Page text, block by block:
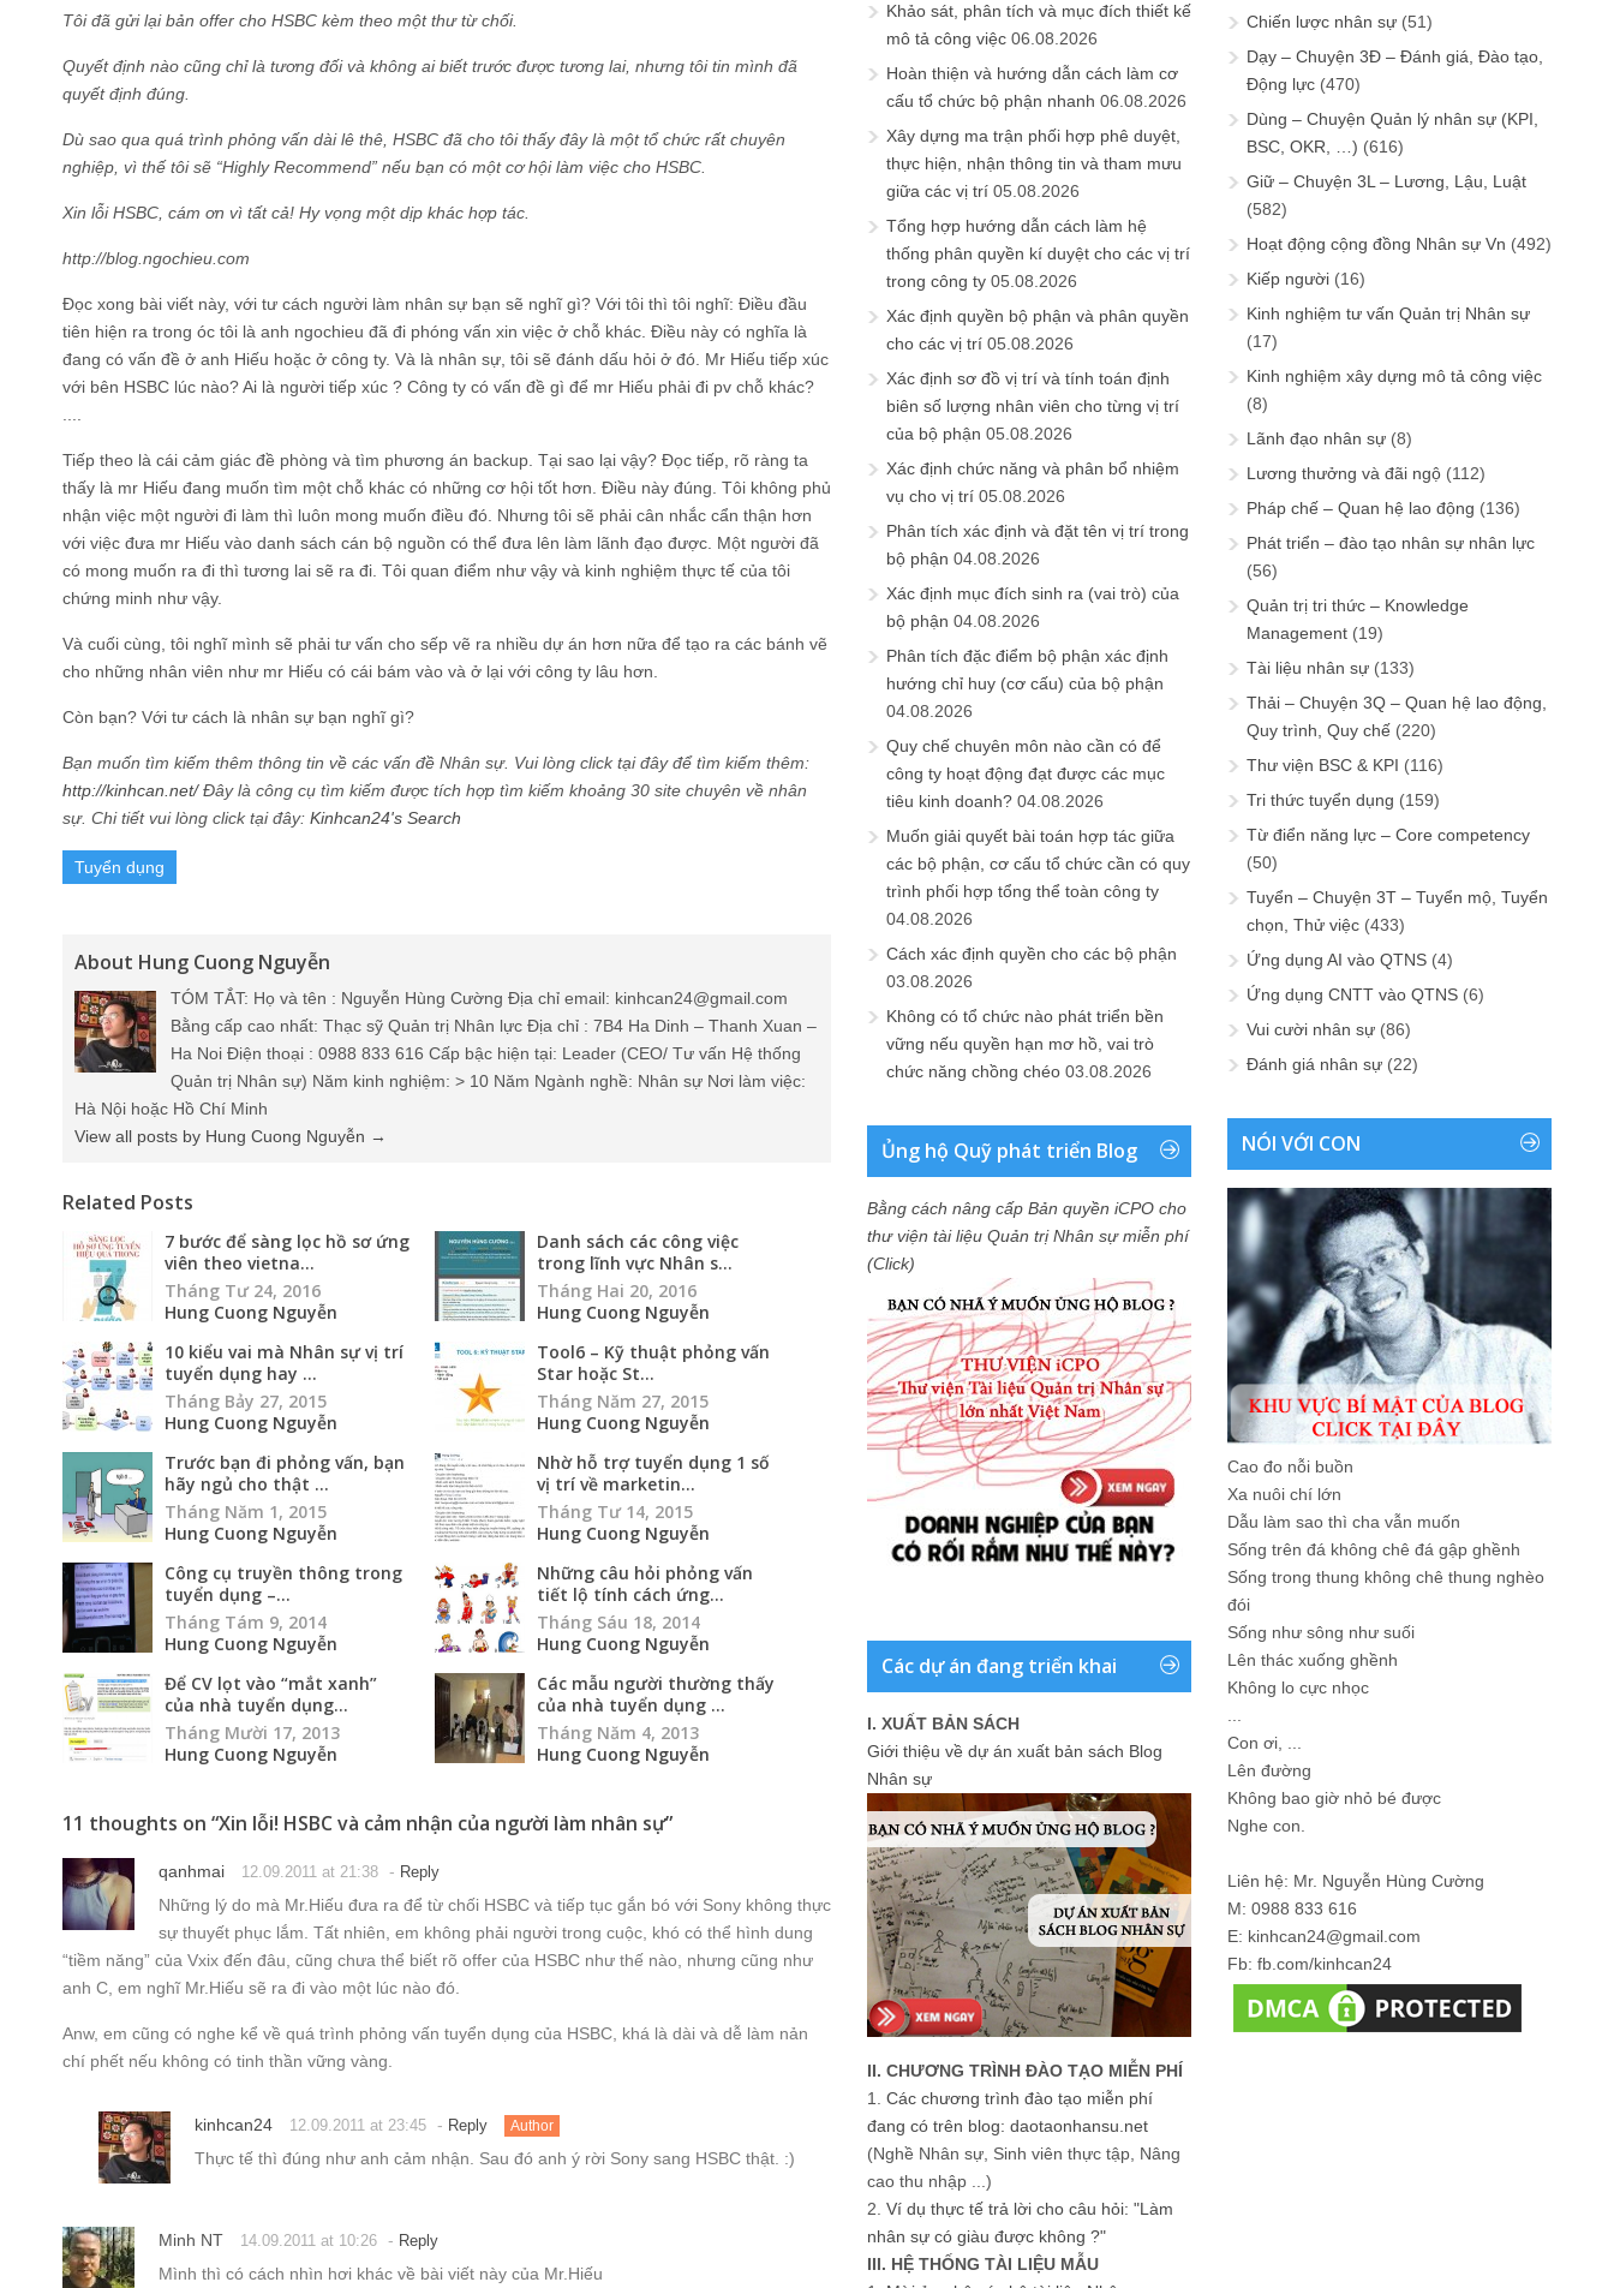
Tôi đã gửi lại bản offer cho HSBC kèm theo một thư từ chối.
Quyết định nào cũng chỉ là tương đối và không ai biết trước được tương lai, nhưng tôi tin mình đã
quyết định đúng.
Dù sao qua quá trình phỏng vấn dài lê thê, HSBC đã cho tôi thấy đây là một tổ chức rất chuyên
nghiệp, vì thế tôi sẽ “Highly Recommend” nếu bạn có một cơ hội làm việc cho HSBC.
Xin lỗi HSBC, cám ơn vì tất cả! Hy vọng một dịp khác hợp tác.
http://blog.ngochieu.com
Đọc xong bài viết này, với tư cách người làm nhân sự bạn sẽ nghĩ gì? Với tôi thì tôi nghĩ: Điều đầu
tiên hiện ra trong óc tôi là anh ngochieu đã đi phóng vấn xin việc ở chỗ khác. Điều này có nghĩa là
đang có vấn đề ở anh Hiếu hoặc ở công ty. Và là nhân sự, tôi sẽ đánh dấu hỏi ở đó. Mr Hiếu tiếp xúc
với bên HSBC lúc nào? Ai là người tiếp xúc ? Công ty có vấn đề gì để mr Hiếu phải đi pv chỗ khác?
Tiếp theo là cái cảm giác đề phòng và tìm phương án backup. Tại sao lại vậy? Đọc tiếp, rõ ràng ta
thấy là mr Hiếu đang muốn tìm một chỗ khác có những cơ hội tốt hơn. Điều này đúng. Tôi không phủ
nhận việc một người đi làm thì luôn mong muốn điều đó. Nhưng tôi sẽ phải cân nhắc cẩn thận hơn
với việc đưa mr Hiếu vào danh sách cán bộ nguồn có thể đưa lên làm lãnh đạo được. Một người đã
có mong muốn ra đi thì tương lai sẽ ra đi. Tôi quan điểm như vậy và kinh nghiệm thực tế của tôi
chứng minh như vậy.
Và cuối cùng, tôi nghĩ mình sẽ phải tư vấn cho sếp vẽ ra nhiều dự án hơn nữa để tạo ra các bánh vẽ
cho những nhân viên như mr Hiếu có cái bám vào và ở lại với công ty lâu hơn.
Còn bạn? Với tư cách là nhân sự bạn nghĩ gì?
Bạn muốn tìm kiếm thêm thông tin về các vấn đề Nhân sự. Vui lòng click tại đây để tìm kiếm thêm:
http://kinhcan.net/Đây là công cụ tìm kiếm được tích hợp tìm kiếm khoảng 30 site chuyên về nhân
sự. Chi tiết vui lòng click tại đây: Kinhcan24's Search
Tuyển dụng
About Hung Cuong Nguyễn
TÓM TẮT: Họ và tên : Nguyễn Hùng Cường Địa chỉ email: kinhcan24@gmail.com
Bằng cấp cao nhất: Thạc sỹ Quản trị Nhân lực Địa chỉ : 7B4 Ha Dinh – Thanh Xuan –
Ha Noi Điện thoại : 0988 833 616 Cấp bậc hiện tại: Leader (CEO/ Tư vấn Hệ thống
Quản trị Nhân sự) Năm kinh nghiệm: > 10 Năm Ngành nghề: Nhân sự Nơi làm việc:
Hà Nội hoặc Hồ Chí Minh
View all posts by Hung Cuong Nguyễn →
Related Posts
7 bước để sàng lọc hồ sơ ứng
viên theo vietna...
Tháng Tư 24, 2016
Hung Cuong Nguyễn
Danh sách các công việc
trong lĩnh vực Nhân s...
Tháng Hai 20, 2016
Hung Cuong Nguyễn
10 kiểu vai mà Nhân sự vị trí
tuyển dụng hay ...
Tháng Bảy 27, 2015
Hung Cuong Nguyễn
Tool6 – Kỹ thuật phỏng vấn
Star hoặc St...
Tháng Năm 27, 2015
Hung Cuong Nguyễn
Trước bạn đi phỏng vấn, bạn
hãy ngủ cho thật ...
Tháng Năm 1, 2015
Hung Cuong Nguyễn
Nhờ hỗ trợ tuyển dụng 1 số
vị trí về marketin...
Tháng Tư 14, 2015
Hung Cuong Nguyễn
Công cụ truyền thông trong
tuyển dụng –...
Tháng Tám 9, 2014
Hung Cuong Nguyễn
Những câu hỏi phỏng vấn
tiết lộ tính cách ứng...
Tháng Sáu 18, 2014
Hung Cuong Nguyễn
Để CV lọt vào “mắt xanh”
của nhà tuyển dụng...
Tháng Mười 17, 2013
Hung Cuong Nguyễn
Các mẫu người thường thấy
của nhà tuyển dụng ...
Tháng Năm 4, 2013
Hung Cuong Nguyễn
11 thoughts on “Xin lỗi! HSBC và cảm nhận của người làm nhân sự”
qanhmai 12.09.2011 at 21:38 - Reply
Những lý do mà Mr.Hiếu đưa ra để từ chối HSBC và tiếp tục gắn bó với Sony không thực
sự thuyết phục lắm. Tất nhiên, em không phải người trong cuộc, khó có thể hình dung
“tiềm năng” của Vxix đến đâu, cũng chưa thể biết rõ offer của HSBC như thế nào, nhưng cũng như
anh C, em nghĩ Mr.Hiếu sẽ ra đi vào một lúc nào đó.
Anw, em cũng có nghe kể về quá trình phỏng vấn tuyển dụng của HSBC, khá là dài và dễ làm nản
chí phết nếu không có tinh thần vững vàng.
kinhcan24 12.09.2011 at 23:45 - Reply Author
Thực tế thì đúng như anh cảm nhận. Sau đó anh ý rời Sony sang HSBC thật. :)
Minh NT 14.09.2011 at 10:26 - Reply
Mình thì có cách nhìn hơi khác về bài viết này của Mr.Hiếu
Khảo sát, phân tích và mục đích thiết kế
mô tả công việc 06.08.2026
Hoàn thiện và hướng dẫn cách làm cơ
cấu tổ chức bộ phận nhanh 06.08.2026
Xây dựng ma trận phối hợp phê duyệt,
thực hiện, nhận thông tin và tham mưu
giữa các vị trí 05.08.2026
Tổng hợp hướng dẫn cách làm hệ
thống phân quyền kí duyệt cho các vị trí
trong công ty 05.08.2026
Xác định quyền bộ phận và phân quyền
cho các vị trí 05.08.2026
Xác định sơ đồ vị trí và tính toán định
biên số lượng nhân viên cho từng vị trí
của bộ phận 05.08.2026
Xác định chức năng và phân bổ nhiệm
vụ cho vị trí 05.08.2026
Phân tích xác định và đặt tên vị trí trong
bộ phận 04.08.2026
Xác định mục đích sinh ra (vai trò) của
bộ phận 04.08.2026
Phân tích đặc điểm bộ phận xác định
hướng chỉ huy (cơ cấu) của bộ phận
04.08.2026
Quy chế chuyên môn nào cần có để
công ty hoạt động đạt được các mục
tiêu kinh doanh? 04.08.2026
Muốn giải quyết bài toán hợp tác giữa
các bộ phận, cơ cấu tổ chức cần có quy
trình phối hợp tổng thể toàn công ty
04.08.2026
Cách xác định quyền cho các bộ phận
03.08.2026
Không có tổ chức nào phát triển bền
vững nếu quyền hạn mơ hồ, vai trò
chức năng chồng chéo 03.08.2026
Ủng hộ Quỹ phát triển Blog
Bằng cách nâng cấp Bản quyền iCPO cho
thư viện tài liệu Quản trị Nhân sự miễn phí
(Click)
Các dự án đang triển khai
I. XUẤT BẢN SÁCH
Giới thiệu về dự án xuất bản sách Blog
Nhân sự
II. CHƯƠNG TRÌNH ĐÀO TẠO MIỄN PHÍ
1. Các chương trình đào tạo miễn phí
đang có trên blog: daotaonhansu.net
(Nghề Nhân sự, Sinh viên thực tập, Nâng
cao thu nhập ...)
2. Ví dụ thực tế trả lời cho câu hỏi: "Làm
nhân sự có giàu được không ?"
III. HỆ THỐNG TÀI LIỆU MẪU
Chiến lược nhân sự (51)
Dạy – Chuyện 3Đ – Đánh giá, Đào tạo,
Động lực (470)
Dùng – Chuyện Quản lý nhân sự (KPI,
BSC, OKR, …) (616)
Giữ – Chuyện 3L – Lương, Lậu, Luật
(582)
Hoạt động cộng đồng Nhân sự Vn (492)
Kiếp người (16)
Kinh nghiệm tư vấn Quản trị Nhân sự
(17)
Kinh nghiệm xây dựng mô tả công việc
(8)
Lãnh đạo nhân sự (8)
Lương thưởng và đãi ngộ (112)
Pháp chế – Quan hệ lao động (136)
Phát triển – đào tạo nhân sự nhân lực
(56)
Quản trị tri thức – Knowledge
Management (19)
Tài liệu nhân sự (133)
Thải – Chuyện 3Q – Quan hệ lao động,
Quy trình, Quy chế (220)
Thư viện BSC & KPI (116)
Tri thức tuyển dụng (159)
Từ điển năng lực – Core competency
(50)
Tuyển – Chuyện 3T – Tuyển mộ, Tuyển
chọn, Thử việc (433)
Ứng dụng AI vào QTNS (4)
Ứng dụng CNTT vào QTNS (6)
Vui cười nhân sự (86)
Đánh giá nhân sự (22)
NÓI VỚI CON
Cao đo nỗi buồn
Xa nuôi chí lớn
Dẫu làm sao thì cha vẫn muốn
Sống trên đá không chê đá gập ghềnh
Sống trong thung không chê thung nghèo
đói
Sống như sông như suối
Lên thác xuống ghềnh
Không lo cực nhọc
Con ơi, ...
Lên đường
Không bao giờ nhỏ bé được
Nghe con.
Liên hệ: Mr. Nguyễn Hùng Cường
M: 0988 833 616
E: kinhcan24@gmail.com
Fb: fb.com/kinhcan24